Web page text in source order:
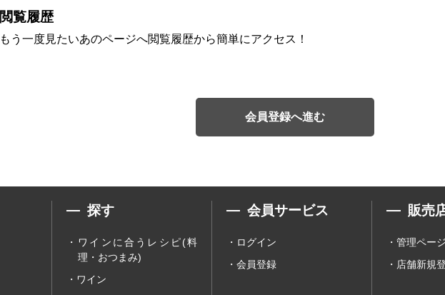
閲覧履歴
もう一度見たいあのページへ閲覧履歴から簡単にアクセス！
会員登録へ進む
探す
ワインに合うレシピ(料
理・おつまみ)
ワイン
会員サービス
ログイン
会員登録
販売
管理ペー
店舗新規